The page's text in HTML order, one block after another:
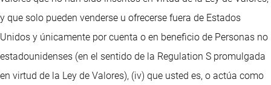
y que solo pueden venderse u ofrecerse fuera de Estados
Unidos y únicamente por cuenta o en beneficio de Personas no
estadounidenses (en el sentido de la Regulation S promulgada
en virtud de la Ley de Valores), (iv) que usted es, o actúa como